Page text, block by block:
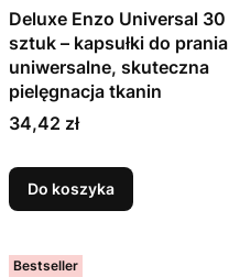
Deluxe Enzo Universal 30
sztuk – kapsułki do prania
uniwersalne, skuteczna
pielęgnacja tkanin
Cena
34,42 zł
Do koszyka
Bestseller